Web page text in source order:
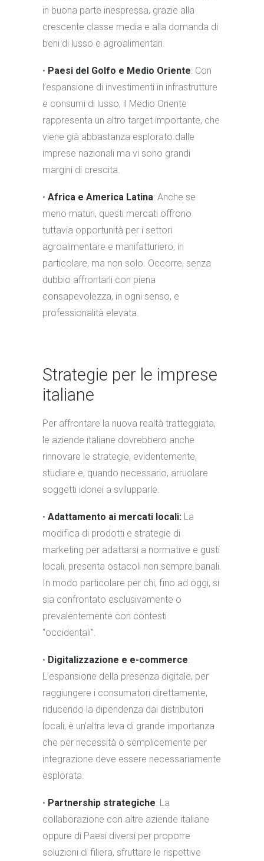
in buona parte inespressa, grazie alla
crescente classe media e alla domanda di
beni di lusso e agroalimentari.
• Paesi del Golfo e Medio Oriente: Con
l’espansione di investimenti in infrastrutture
e consumi di lusso, il Medio Oriente
rappresenta un altro target importante, che
viene già abbastanza esplorato dalle
imprese nazionali ma vi sono grandi
margini di crescita.
• Africa e America Latina: Anche se
meno maturi, questi mercati offrono
tuttavia opportunità per i settori
agroalimentare e manifatturiero, in
particolare, ma non solo. Occorre, senza
dubbio affrontarli con piena
consapevolezza, in ogni senso, e
professionalità elevata.
Strategie per le imprese
italiane
Per affrontare la nuova realtà tratteggiata,
le aziende italiane dovrebbero anche
rinnovare le strategie, evidentemente,
studiare e, quando necessario, arruolare
soggetti idonei a svilupparle.
• Adattamento ai mercati locali: La
modifica di prodotti e strategie di
marketing per adattarsi a normative e gusti
locali, presenta ostacoli non sempre banali.
In modo particolare per chi, fino ad oggi, si
sia confrontato esclusivamente o
prevalentemente con contesti
“occidentali”.
• Digitalizzazione e e-commerce:
L’espansione della presenza digitale, per
raggiungere i consumatori direttamente,
riducendo la dipendenza dai distributori
locali, è un’altra leva di grande importanza
che per necessità o semplicemente per
integrazione deve essere necessariamente
esplorata.
• Partnership strategiche: La
collaborazione con altre aziende italiane
oppure di Paesi diversi per proporre
soluzioni di filiera, sfruttare le rispettive